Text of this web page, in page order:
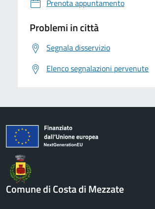
Prenota appuntamento
Problemi in città
Segnala disservizio
Elenco segnalazioni pervenute
Comune di Costa di Mezzate